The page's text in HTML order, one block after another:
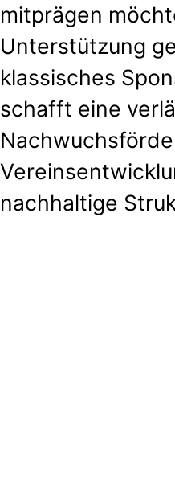
mitprägen
Unterstützung
klassisches
schafft eine
nachhaltige